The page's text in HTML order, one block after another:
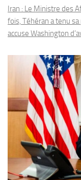
Iran : Le Ministre des
fois, Téhéran a tenu
accuse Washington